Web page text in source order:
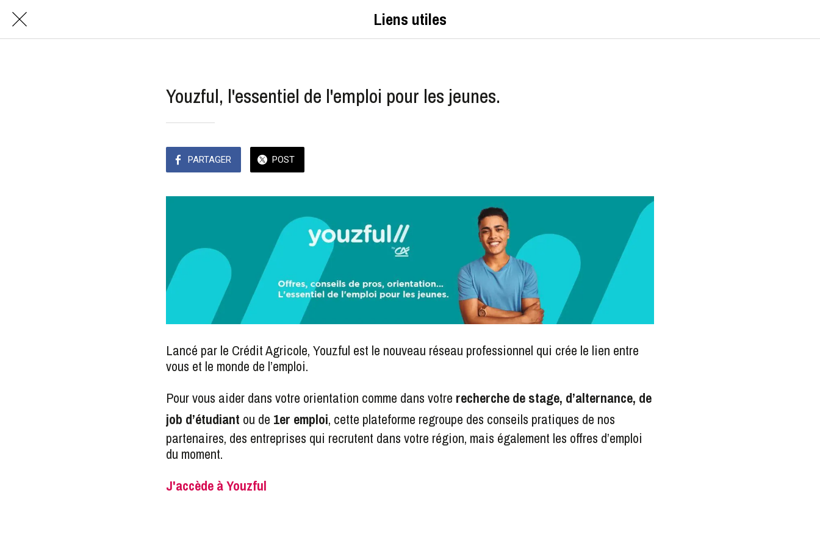
Liens utiles
Youzful, l'essentiel de l'emploi pour les jeunes.
PARTAGER POST
Lancé par le Crédit Agricole, Youzful est le nouveau réseau professionnel qui crée le lien entre
vous et le monde de l’emploi.
Pour vous aider dans votre orientation comme dans votre recherche de stage, d’alternance, de
job d’étudiant ou de 1er emploi, cette plateforme regroupe des conseils pratiques de nos
partenaires, des entreprises qui recrutent dans votre région, mais également les offres d’emploi
du moment.
J'accède à Youzful